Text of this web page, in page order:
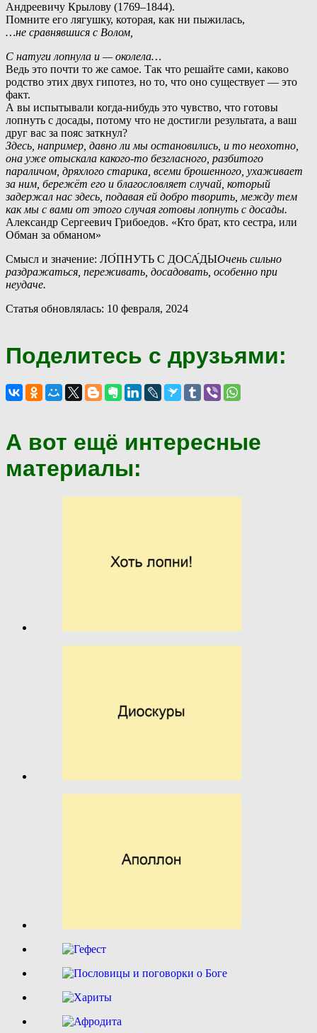
Андреевичу Крылову (1769–1844).
Помните его лягушку, которая, как ни пыжилась,
…не сравнявшися с Волом,
С натуги лопнула и — околела…
Ведь это почти то же самое. Так что решайте сами, каково
родство этих двух гипотез, но то, что оно существует — это
факт.
А вы испытывали когда-нибудь это чувство, что готовы
лопнуть с досады, потому что не достигли результата, а ваш
друг вас за пояс заткнул?
Здесь, например, давно ли мы остановились, и то неохотно,
она уже отыскала какого-то безгласного, разбитого
параличом, дряхлого старика, всеми брошенного, ухаживает
за ним, бережёт его и благословляет случай, который
задержал нас здесь, подавая ей добро творить, между тем
как мы с вами от этого случая готовы лопнуть с досады.
Александр Сергеевич Грибоедов. «Кто брат, кто сестра, или
Обман за обманом»
Смысл и значение: ЛО́ПНУТЬ С ДОСА́ДЫОчень сильно
раздражаться, переживать, досадовать, особенно при
неудаче.
Статья обновлялась: 10 февраля, 2024
Поделитесь с друзьями:
А вот ещё интересные
материалы: